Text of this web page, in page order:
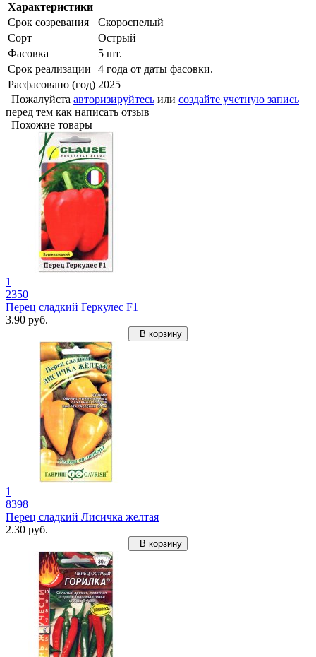
Характеристики
Срок созревания
Скороспелый
Сорт
Острый
Фасовка
5 шт.
Срок реализации
4 года от даты фасовки.
Расфасовано (год) 2025
Пожалуйста авторизируйтесь или создайте учетную запись
перед тем как написать отзыв
Похожие товары
1
2350
Перец сладкий Геркулес F1
3.90 руб.
В корзину
1
8398
Перец сладкий Лисичка желтая
2.30 руб.
В корзину